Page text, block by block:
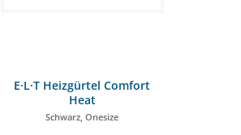
E·L·T Heizgürtel Comfort
Heat
Schwarz, Onesize